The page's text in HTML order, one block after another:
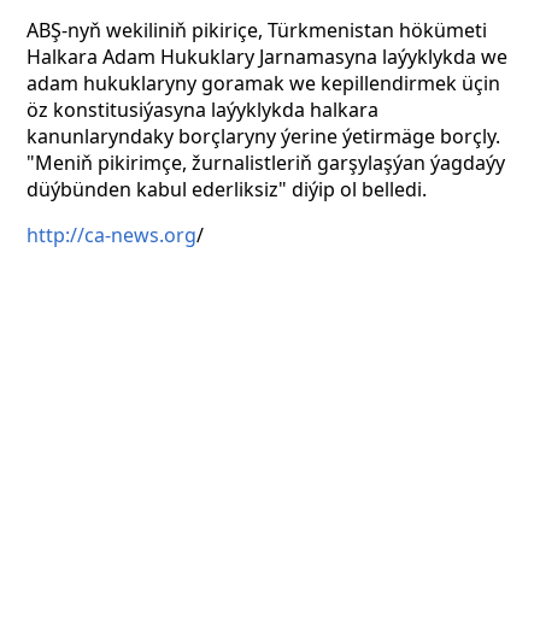
ABŞ-nyň wekiliniň pikiriçe, Türkmenistan hökümeti
Halkara Adam Hukuklary Jarnamasyna laýyklykda we
adam hukuklaryny goramak we kepillendirmek üçin
öz konstitusiýasyna laýyklykda halkara
kanunlaryndaky borçlaryny ýerine ýetirmäge borçly.
"Meniň pikirimçe, žurnalistleriň garşylaşýan ýagdaýy
düýbünden kabul ederliksiz" diýip ol belledi.
http://ca-news.org/